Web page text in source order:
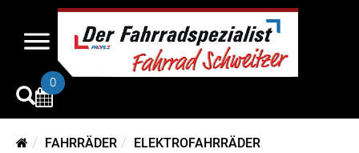
0
FAHRRÄDER
ELEKTROFAHRRÄDER